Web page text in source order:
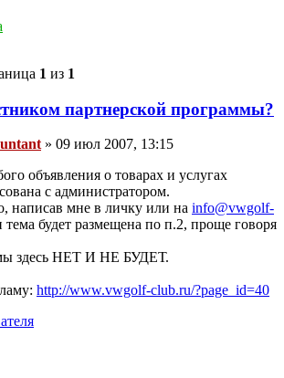
1 из 1
партнерской программы?
» 09 июл 2007, 13:15
объявления о товарах и услугах
с администратором.
написав мне в личку или на info@vwgolf-
тема будет размещена по п.2, проще говоря
здесь НЕТ И НЕ БУДЕТ.
http://www.vwgolf-club.ru/?page_id=40